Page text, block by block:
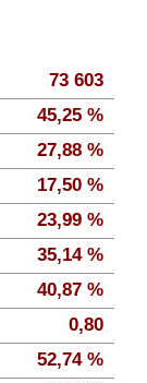
73 603
45,25 %
27,88 %
17,50 %
23,99 %
35,14 %
40,87 %
0,80
52,74 %